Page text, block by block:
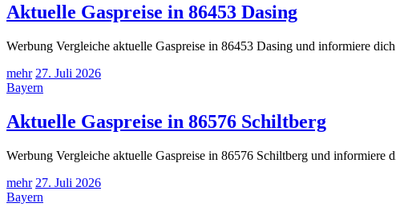
Aktuelle Gaspreise in 86453 Dasing
Werbung Vergleiche aktuelle Gaspreise in 86453 Dasing und informiere
mehr 27. Juli 2026
Bayern
Aktuelle Gaspreise in 86576 Schiltberg
Werbung Vergleiche aktuelle Gaspreise in 86576 Schiltberg und
mehr 27. Juli 2026
Bayern